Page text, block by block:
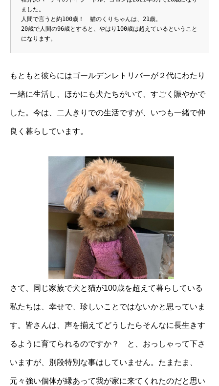
ました。
人間で言うと約100歳！　猫のくりちゃんは、21歳。
20歳で人間の96歳とすると、やはり100歳は超えているということ
になります。
もともと彼らにはゴールデンレトリバーが２代にわたり
一緒に生活し、ほかにも犬たちがいて、すごく賑やかで
した。今は、二人きりでの生活ですが、いつも一緒で仲
良く暮らしています。
さて、同じ家族で犬と猫が100歳を超えて暮らしている
私たちは、幸せで、珍しいことではないかと思っていま
す。皆さんは、声を揃えてどうしたらそんなに長生きす
るように育てられるのですか？ と、おっしゃって下さ
いますが、別段特別な事はしていません。たまたま、
元々強い個体が縁あって我が家に来てくれたのだと思い